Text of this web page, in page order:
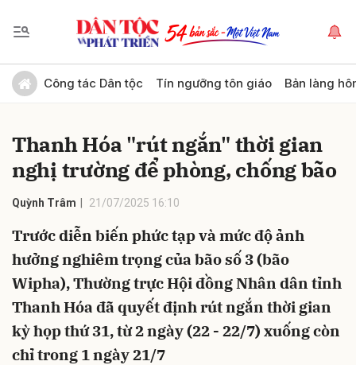
Công tác Dân tộc Tín ngưỡng tôn giáo Bản làng
Thanh Hóa "rút ngắn" thời gian
nghị trường để phòng, chống bão
Quỳnh Trâm 21/07/2025 16:10
Trước diễn biến phức tạp và mức độ ảnh
hưởng nghiêm trọng của bão số 3 (bão
Wipha), Thường trực Hội đồng Nhân dân tỉnh
Thanh Hóa đã quyết định rút ngắn thời gian
kỳ họp thứ 31, từ 2 ngày (22 - 22/7) xuống còn
chỉ trong 1 ngày 21/7
Gửi bình luận
Hủy